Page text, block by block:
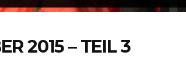
2015 – TEIL 3